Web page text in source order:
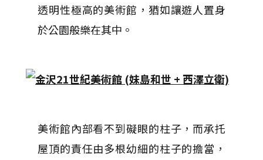
透明性極高的美術館，猶如讓遊人置身
於公園般樂在其中。
美術館內部看不到礙眼的柱子，而承托
屋頂的責任由多根幼細的柱子的擔當，